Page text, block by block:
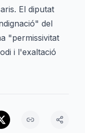
El diputat
del
"permissivitat
i l'exaltació